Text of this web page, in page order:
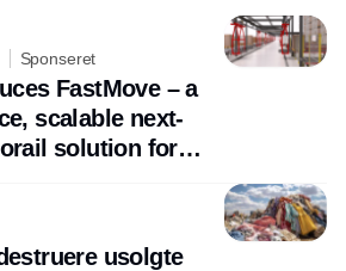
Sponseret
FastMove – a
scalable next-
solution for
usolgte